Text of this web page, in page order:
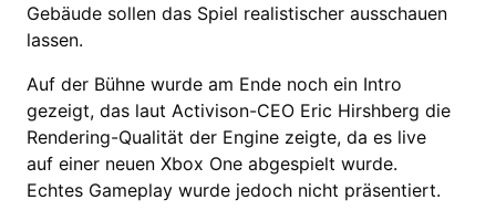
Gebäude sollen das Spiel realistischer ausschauen
lassen.
Auf der Bühne wurde am Ende noch ein Intro
gezeigt, das laut Activison-CEO Eric Hirshberg die
Rendering-Qualität der Engine zeigte, da es live
auf einer neuen Xbox One abgespielt wurde.
Echtes Gameplay wurde jedoch nicht präsentiert.